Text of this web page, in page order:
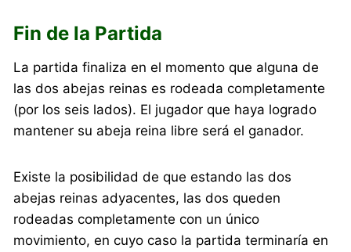
Fin de la Partida
La partida finaliza en el momento que alguna de
las dos abejas reinas es rodeada completamente
(por los seis lados). El jugador que haya logrado
mantener su abeja reina libre será el ganador.
Existe la posibilidad de que estando las dos
abejas reinas adyacentes, las dos queden
rodeadas completamente con un único
movimiento, en cuyo caso la partida terminaría en